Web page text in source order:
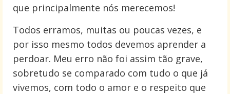
que principalmente nós merecemos!
Todos erramos, muitas ou poucas vezes, e
por isso mesmo todos devemos aprender a
perdoar. Meu erro não foi assim tão grave,
sobretudo se comparado com tudo o que já
vivemos, com todo o amor e o respeito que